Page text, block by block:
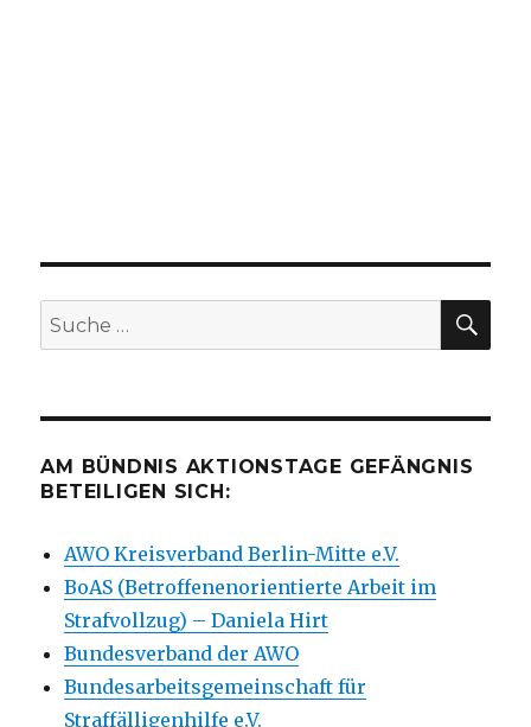
Suche
nach:
AM BÜNDNIS AKTIONSTAGE GEFÄNGNIS
BETEILIGEN SICH:
AWO Kreisverband Berlin-Mitte e.V.
BoAS (Betroffenenorientierte Arbeit im
Strafvollzug) – Daniela Hirt
Bundesverband der AWO
Bundesarbeitsgemeinschaft für
Straffälligenhilfe e.V.